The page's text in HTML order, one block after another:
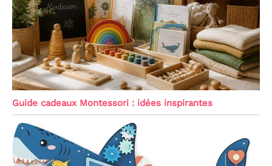
Guide cadeaux Montessori : idées inspirantes